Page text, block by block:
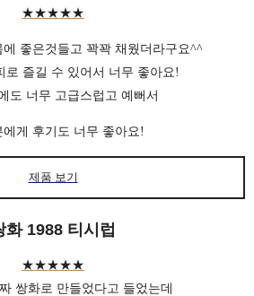
★★★★★
좋은것들고 꽉꽉 채웠더라구요^^
로 즐길 수 있어서 너무 좋아요!
도 너무 고급스럽고 예뻐서
에게 후기도 너무 좋아요!
제품 보기
화 1988 티시럽
★★★★★
짜 쌍화로 만들었다고 들었는데